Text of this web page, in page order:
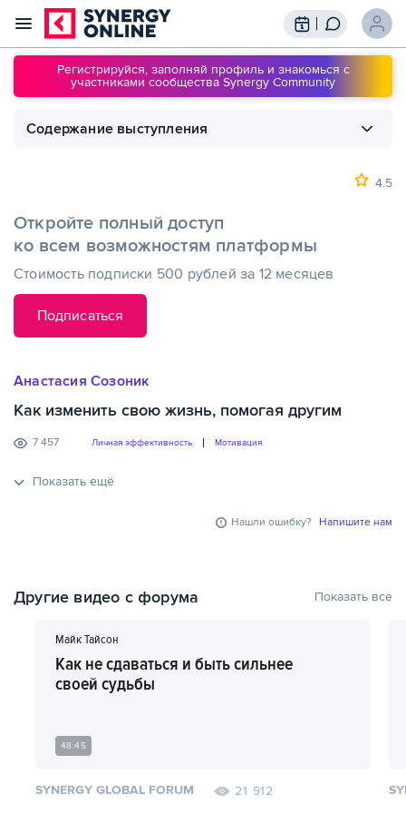
Регистрируйся, заполняй профиль и знакомься с
участниками сообщества Synergy Community
Трансляции
Вебинары
Обучение
Знания
Сообщество
Подписки
Содержание выступления
Анастасия Созоник
Как изменить свою жизнь, помогая другим
7 457 Личная эффективность Мотивация
Показать ещё
4.5
Откройте полный доступ
ко всем возможностям платформы
Стоимость подписки 500 рублей за 12 месяцев
Подписаться
Нашли ошибку? Напишите нам
Другие видео с форума Показать все
Майк Тайсон
Как не сдаваться и быть сильнее
своей судьбы
48:45
SYNERGY GLOBAL FORUM 21 912